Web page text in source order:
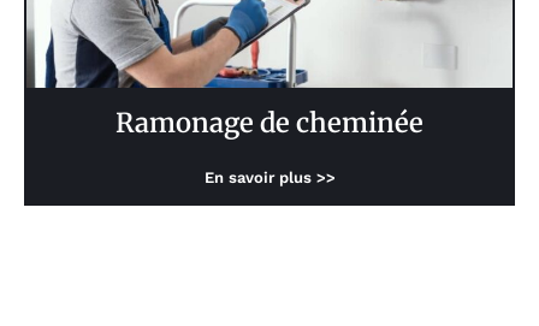
Ramonage de cheminée
En savoir plus >>